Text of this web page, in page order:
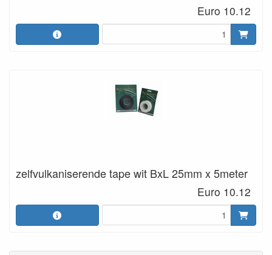
Euro 10.12
zelfvulkaniserende tape wit BxL 25mm x 5meter
Euro 10.12